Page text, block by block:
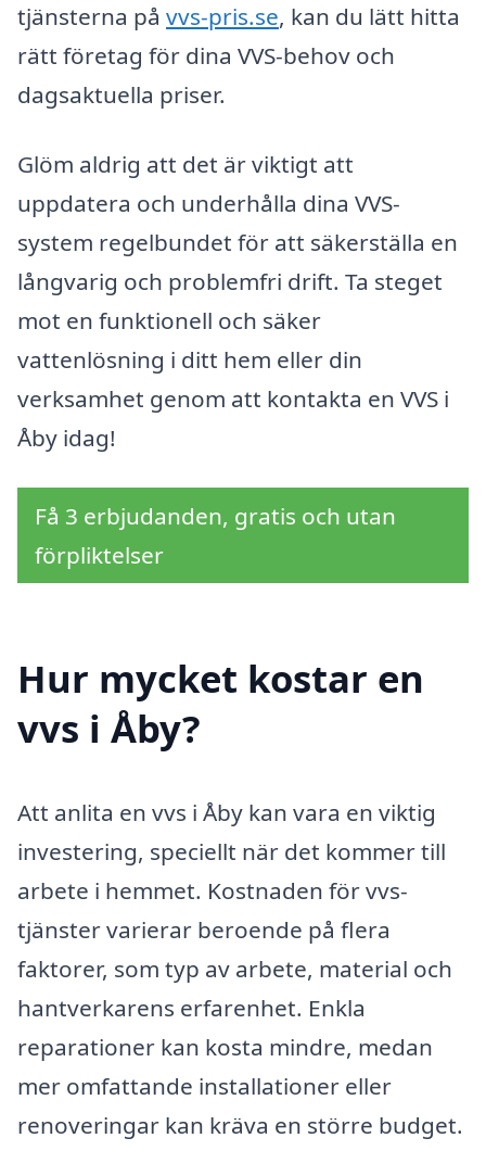
tjänsterna på vvs-pris.se, kan du lätt hitta
rätt företag för dina VVS-behov och
dagsaktuella priser.
Glöm aldrig att det är viktigt att
uppdatera och underhålla dina VVS-
system regelbundet för att säkerställa en
långvarig och problemfri drift. Ta steget
mot en funktionell och säker
vattenlösning i ditt hem eller din
verksamhet genom att kontakta en VVS i
Åby idag!
Få 3 erbjudanden, gratis och utan
förpliktelser
Hur mycket kostar en
vvs i Åby?
Att anlita en vvs i Åby kan vara en viktig
investering, speciellt när det kommer till
arbete i hemmet. Kostnaden för vvs-
tjänster varierar beroende på flera
faktorer, som typ av arbete, material och
hantverkarens erfarenhet. Enkla
reparationer kan kosta mindre, medan
mer omfattande installationer eller
renoveringar kan kräva en större budget.